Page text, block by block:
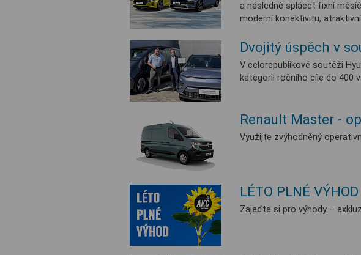
a následně splácet fixní
moderní konektivitu,
Dvojitý úspěch v
V celorepublikové soutěži
kategorii ročního cíle do 400
Renault Master -
Využijte zvýhodněný
LÉTO PLNÉ
Zajeďte si pro výhody –